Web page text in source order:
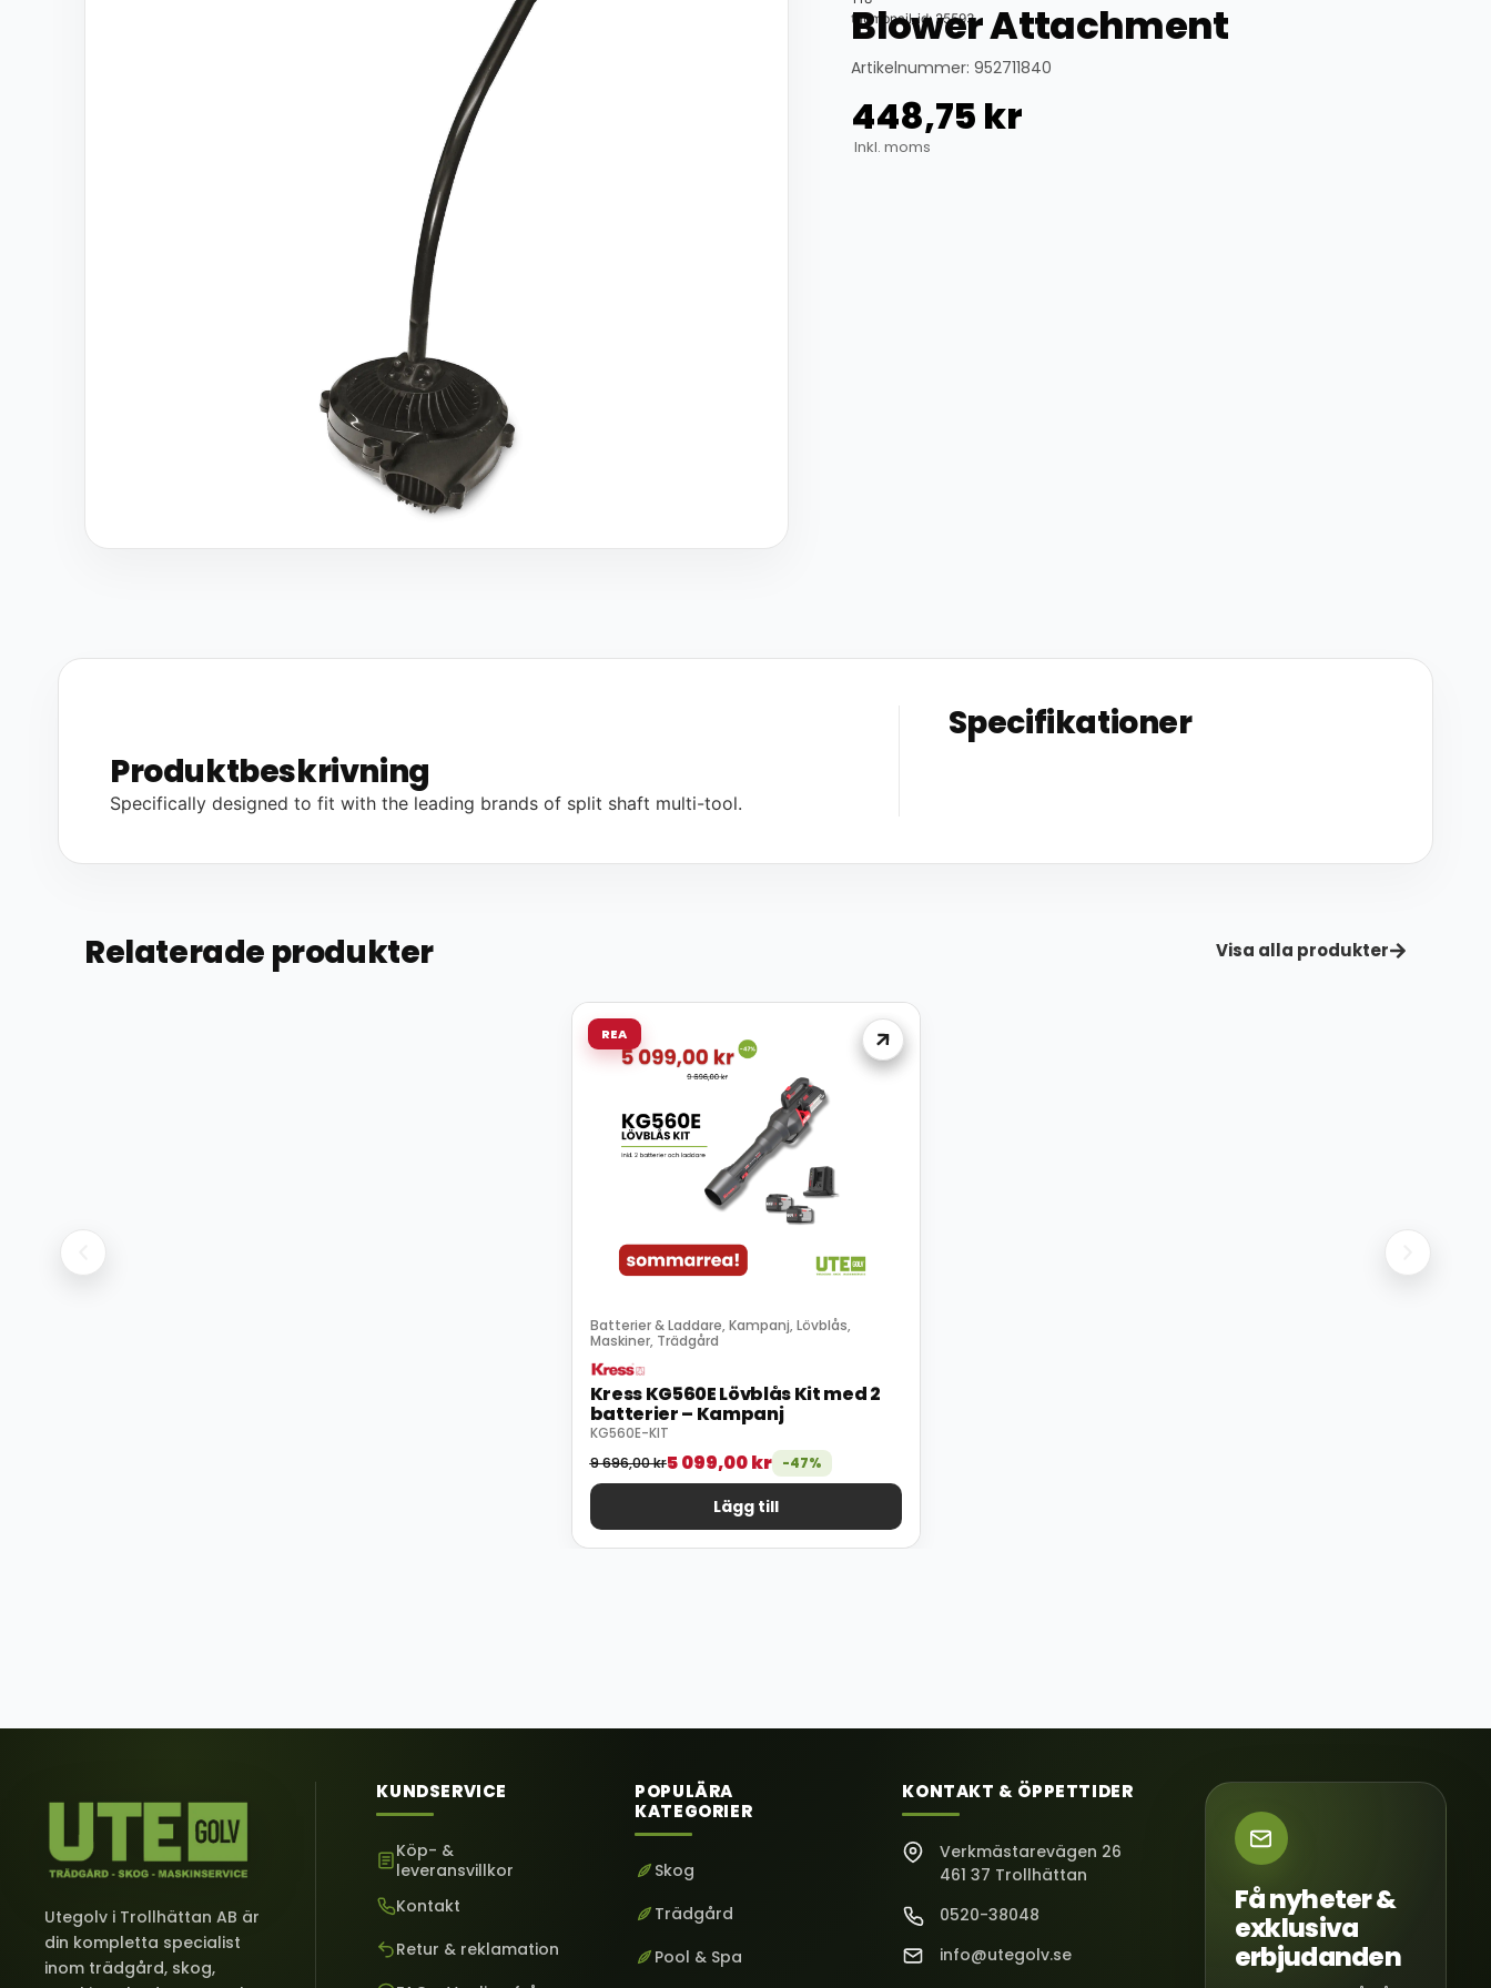
thumbnail_id: 25593
Blower Attachment
Artikelnummer: 952711840
448,75 kr
Inkl. moms
Produktbeskrivning
Specifically designed to fit with the leading brands of split shaft multi-tool.
Specifikationer
Relaterade produkter Visa alla produkter
REA
Batterier & Laddare, Kampanj, Lövblås,
Maskiner, Trädgård
Kress KG560E Lövblås Kit med 2
batterier – Kampanj
KG560E-KIT
9 696,00kr5 099,00kr -47%
Lägg till
Utegolv i Trollhättan AB är
din kompletta specialist
inom trädgård, skog,
KUNDSERVICE
Köp- &
leveransvillkor
Kontakt
Retur & reklamation
POPULÄRA
KATEGORIER
Skog
Trädgård
Pool & Spa
KONTAKT & ÖPPETTIDER
Verkmästarevägen 26
461 37 Trollhättan
0520-38048
info@utegolv.se
Få nyheter &
exklusiva
erbjudanden